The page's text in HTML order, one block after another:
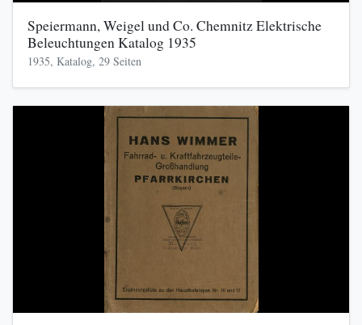
Speiermann, Weigel und Co. Chemnitz Elektrische
Beleuchtungen Katalog 1935
1935, Katalog, 29 Seiten